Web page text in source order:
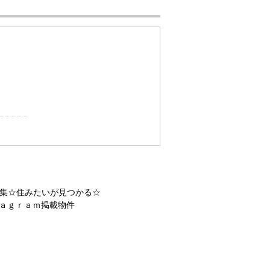
☆住みたいが見つかる☆
ｇｒａｍ掲載物件